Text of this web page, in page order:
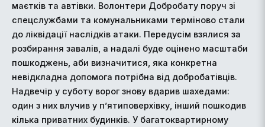
маєтків та автівки. Волонтери Добробату поруч зі
спецслужбами та комунальниками терміново стали
до ліквідації наслідків атаки. Передусім взялися за
розбирання завалів, а надалі буде оцінено масштаби
пошкоджень, аби визначитися, яка конкретна
невідкладна допомога потрібна від добробатівців.
Надвечір у суботу ворог знову вдарив шахедами:
один з них влучив у п’ятиповерхівку, інший пошкодив
кілька приватних будинків. У багатоквартирному